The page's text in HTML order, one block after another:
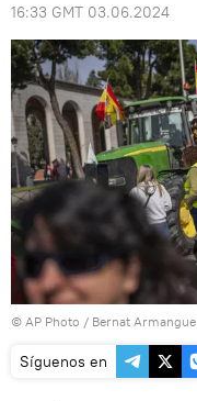
16:33 GMT 03.06.2024
© AP Photo / Bernat Armangue
Síguenos en